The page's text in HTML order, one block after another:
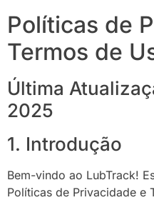
Políticas de
Termos de
Última
2025
1. Introdução
Bem-vindo ao LubTrack!
Políticas de Privacidade e